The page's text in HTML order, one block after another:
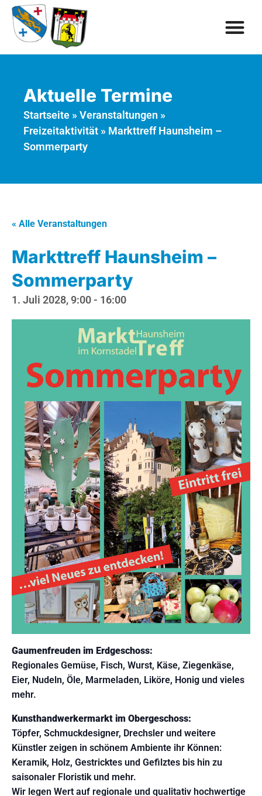
Aktuelle Termine
Startseite » Veranstaltungen »
Freizeitaktivität » Markttreff Haunsheim –
Sommerparty
« Alle Veranstaltungen
Markttreff Haunsheim –
Sommerparty
1. Juli 2028, 9:00 - 16:00
Gaumenfreuden im Erdgeschoss:
Regionales Gemüse, Fisch, Wurst, Käse, Ziegenkäse,
Eier, Nudeln, Öle, Marmeladen, Liköre, Honig und vieles
mehr.
Kunsthandwerkermarkt im Obergeschoss:
Töpfer, Schmuckdesigner, Drechsler und weitere
Künstler zeigen in schönem Ambiente ihr Können:
Keramik, Holz, Gestricktes und Gefilztes bis hin zu
saisonaler Floristik und mehr.
Wir legen Wert auf regionale und qualitativ hochwertige